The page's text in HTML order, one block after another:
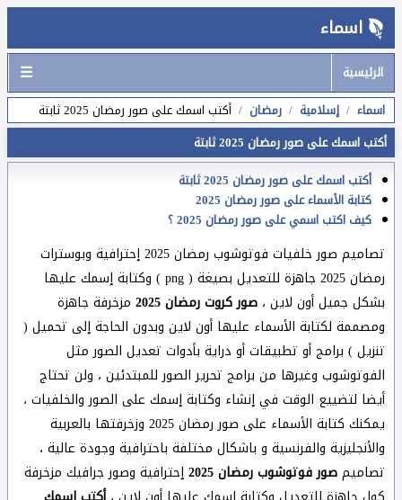
اسماء
الرئيسية ☰
اسماء إسلامية رمضان
أكتب اسمك على صور رمضان 2025 ثابتة
أكتب اسمك على صور رمضان 2025 ثابتة
أكتب اسمك على صور رمضان 2025 ثابتة
كتابة الأسماء على صور رمضان 2025
كيف اكتب اسمي على صور رمضان 2025 ؟
تصاميم صور خلفيات فوتوشوب رمضان 2025 إحترافية وبوسترات
رمضان 2025 جاهزة للتعديل بصيغة ( png ) وكتابة إسمك عليها
بشكل جميل أون لاين ، صور كروت رمضان 2025
مزخرفة جاهزة
ومصممة لكتابة الأسماء عليها أون لاين وبدون الحاجة إلى تحميل (
تنزيل ) برامج أو تطبيقات أو دراية بأدوات تعديل الصور مثل
الفوتوشوب وغيرها من برامج تحرير الصور للمبتدئين ، ولن تحتاج
أيضا لتضييع الوقت في إنشاء وكتابة إسمك على الصور والخلفيات ،
يمكنك كتابة الأسماء على صور رمضان 2025 وزخرفتها بالعربية
والأنجليزية والفرنسية و باشكال مختلفة باحترافية وجودة عالية ،
تصاميمصور فوتوشوب رمضان 2025
إحترافية وصور جرافيك مزخرفة